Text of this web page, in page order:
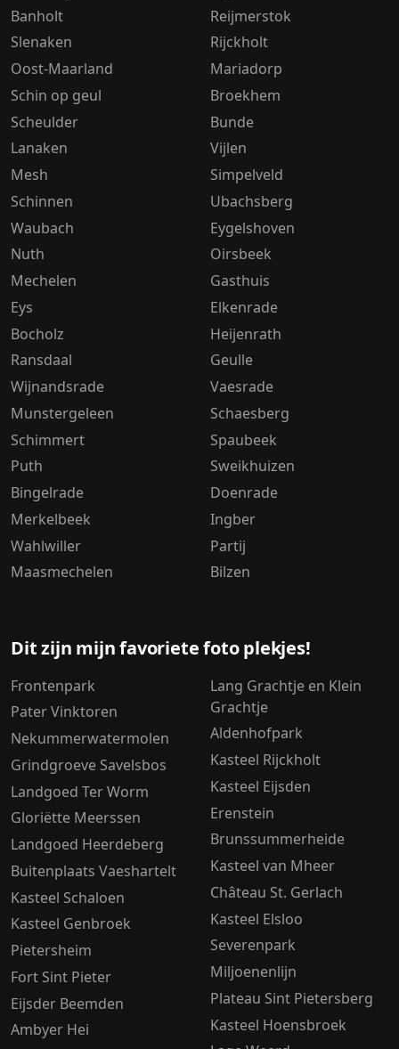
Banholt
Slenaken
Oost-Maarland
Schin op geul
Scheulder
Lanaken
Mesh
Schinnen
Waubach
Nuth
Mechelen
Eys
Bocholz
Ransdaal
Wijnandsrade
Munstergeleen
Schimmert
Puth
Bingelrade
Merkelbeek
Wahlwiller
Maasmechelen
Reijmerstok
Rijckholt
Mariadorp
Broekhem
Bunde
Vijlen
Simpelveld
Ubachsberg
Eygelshoven
Oirsbeek
Gasthuis
Elkenrade
Heijenrath
Geulle
Vaesrade
Schaesberg
Spaubeek
Sweikhuizen
Doenrade
Ingber
Partij
Bilzen
Dit zijn mijn favoriete foto plekjes!
Frontenpark
Pater Vinktoren
Nekummerwatermolen
Grindgroeve Savelsbos
Landgoed Ter Worm
Gloriëtte Meerssen
Landgoed Heerdeberg
Buitenplaats Vaeshartelt
Kasteel Schaloen
Kasteel Genbroek
Pietersheim
Fort Sint Pieter
Eijsder Beemden
Ambyer Hei
Lang Grachtje en Klein
Grachtje
Aldenhofpark
Kasteel Rijckholt
Kasteel Eijsden
Erenstein
Brunssummerheide
Kasteel van Mheer
Château St. Gerlach
Kasteel Elsloo
Severenpark
Miljoenenlijn
Plateau Sint Pietersberg
Kasteel Hoensbroek